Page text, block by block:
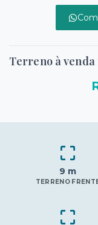
Terreno à
9 m
TERRENO